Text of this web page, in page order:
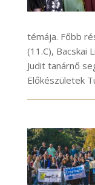
témája. Főbb
(11.C), Bacskai
Judit tanárnő
Előkészületek